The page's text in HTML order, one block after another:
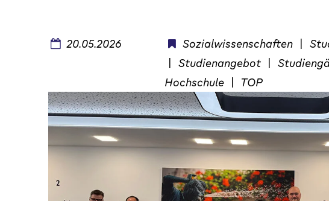
20.05.2026 Sozialwissenschaften |
| Studienangebot |
Hochschule | TOP